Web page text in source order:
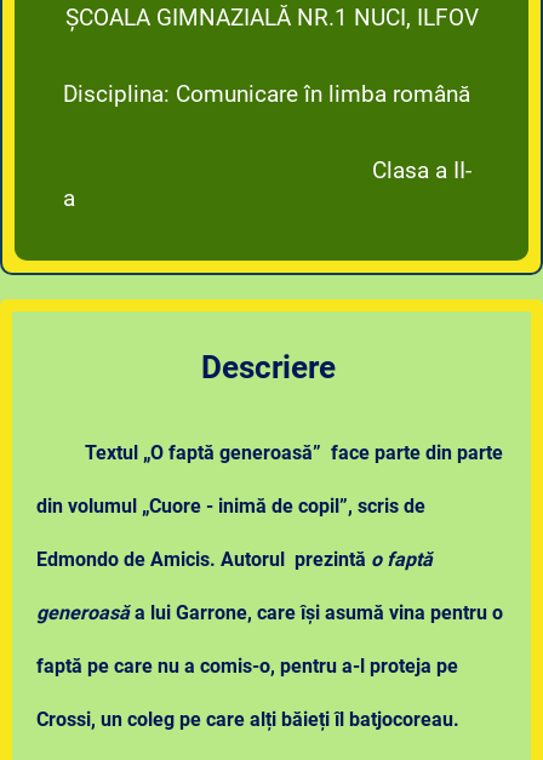
ȘCOALA GIMNAZIALĂ NR.1 NUCI, ILFOV
Disciplina: Comunicare în limba română
Clasa a II-
a
Descriere
Textul „O faptă generoasă” face parte din parte
din volumul „Cuore - inimă de copil”, scris de
Edmondo de Amicis. Autorul prezintă o faptă
generoasăa lui Garrone, care își asumă vina pentru o
faptă pe care nu a comis-o, pentru a-l proteja pe
Crossi, un coleg pe care alți băieți îl batjocoreau.